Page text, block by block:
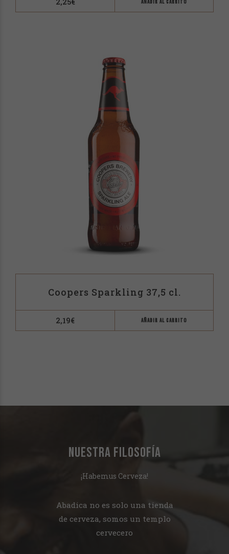
AÑADIR AL CARRITO
Coopers Sparkling 37,5 cl.
2,19€ AÑADIR AL CARRITO
NUESTRA FILOSOFÍA
¡Habemus Cerveza!
Abadica no es solo una tienda
de cerveza, somos un templo
cervecero